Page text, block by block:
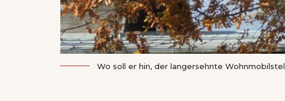
Wo soll er hin, der langersehnte